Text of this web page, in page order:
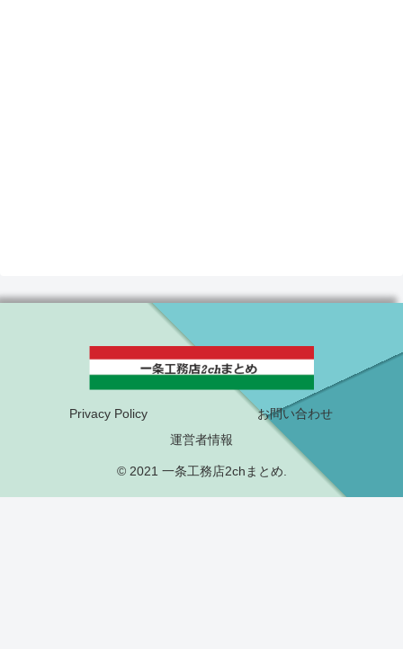
Privacy Policy
お問い合わせ
運営者情報
© 2021 一条工務店2chまとめ.